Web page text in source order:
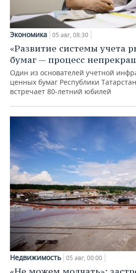
Экономика 05 авг, 08:30
«Развитие системы учета
бумаг — процесс
Один из основателей учетной
ценных бумаг Республики
встречает 80-летний юбилей
Недвижимость 05 авг, 00:00